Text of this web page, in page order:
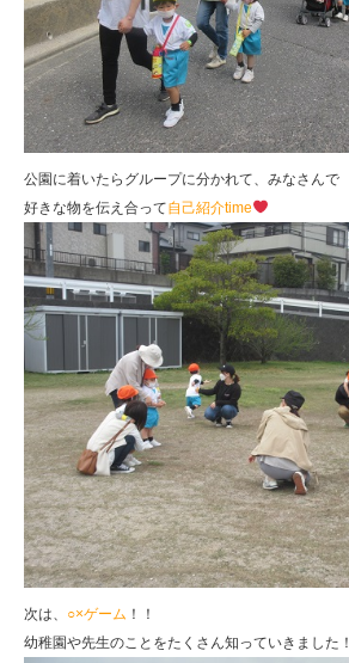
公園に着いたらグループに分かれて、みなさんで
好きな物を伝え合って自己紹介time
次は、 ○×ゲーム ！！
幼稚園や先生のことをたくさん知っていきました！